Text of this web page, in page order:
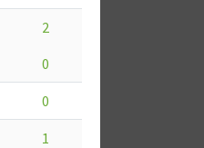
2
0
0
1